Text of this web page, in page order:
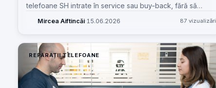
telefoane SH intrate în service sau buy-back, fără să
Mircea Aiftincăi· 15.06.2026 87 vizualizări
REPARAȚII TELEFOANE